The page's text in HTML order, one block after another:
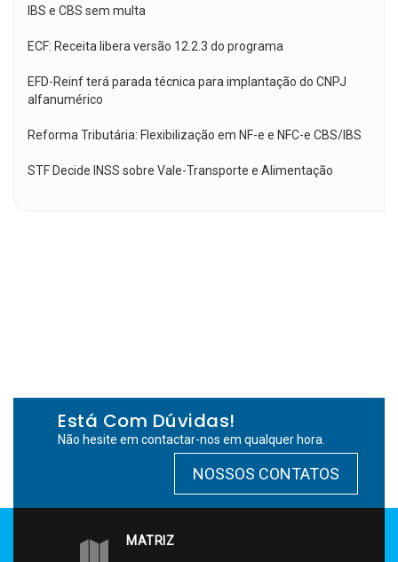
IBS e CBS sem multa
ECF: Receita libera versão 12.2.3 do programa
EFD-Reinf terá parada técnica para implantação do CNPJ
alfanumérico
Reforma Tributária: Flexibilização em NF-e e NFC-e CBS/IBS
STF Decide INSS sobre Vale-Transporte e Alimentação
Está Com Dúvidas!
Não hesite em contactar-nos em qualquer hora.
NOSSOS CONTATOS
MATRIZ